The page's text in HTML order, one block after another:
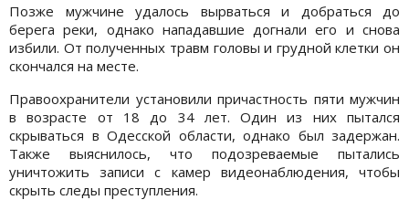
Позже мужчине удалось вырваться и добраться до
берега реки, однако нападавшие догнали его и снова
избили. От полученных травм головы и грудной клетки он
скончался на месте.
Правоохранители установили причастность пяти мужчин
в возрасте от 18 до 34 лет. Один из них пытался
скрываться в Одесской области, однако был задержан.
Также выяснилось, что подозреваемые пытались
уничтожить записи с камер видеонаблюдения, чтобы
скрыть следы преступления.